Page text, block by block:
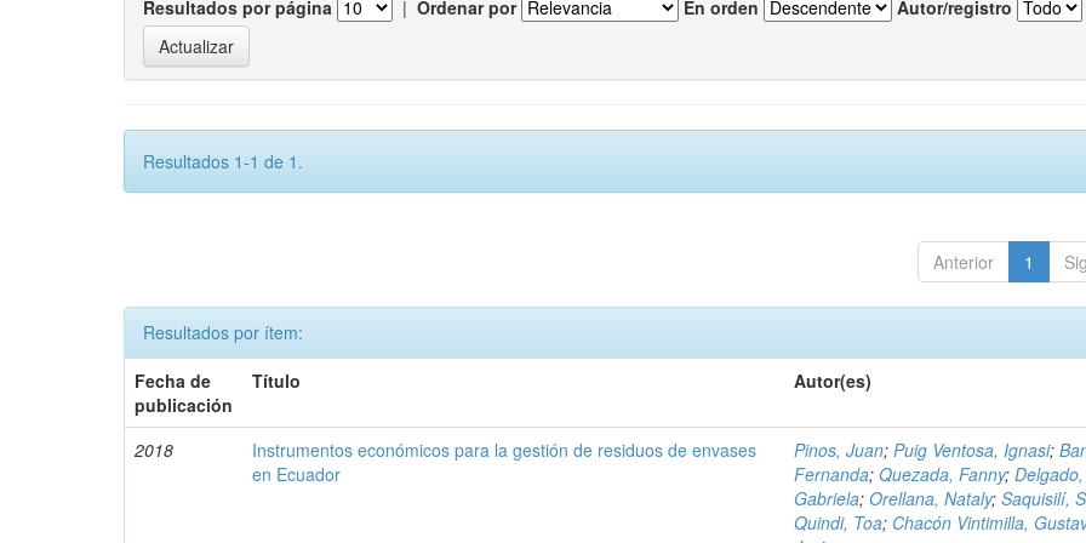
Resultados por página | Ordenar por En orden Autor/registro
Resultados 1-1 de 1.
Anterior 1
Resultados por ítem:
Fecha de
publicación
Título Autor(es)
2018
Instrumentos económicos para la gestión de residuos de envases
en Ecuador
Pinos, Juan;Puig Ventosa, Ignasi;
Fernanda;Quezada, Fanny;Delgado,
Gabriela;Orellana, Nataly;Saquisilí,
Quindi, Toa; Chacón Vintimilla,